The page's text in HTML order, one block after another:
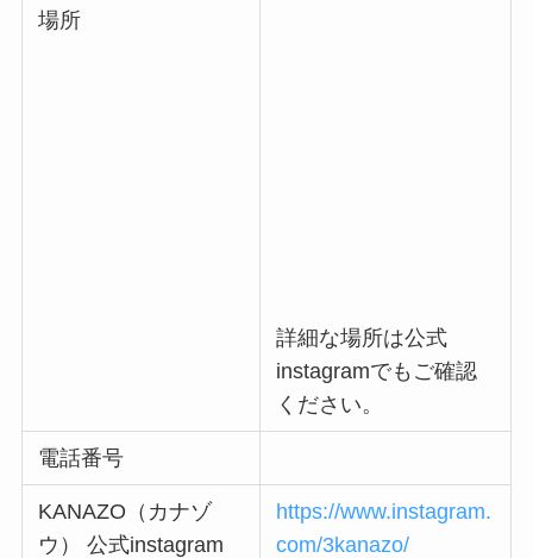
場所
詳細な場所は公式
instagramでもご確認
ください。
電話番号
KANAZO（カナゾ
ウ） 公式instagram
https://www.instagram.
com/3kanazo/